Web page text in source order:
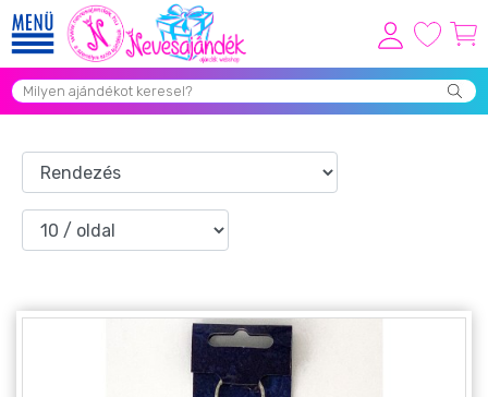
Viszonteladóknak
Grill Party Kellékek ❤️
Egyedi Ajándékok Rendelés
Vicces Pólók
Szerelmes Ajándékok ❤